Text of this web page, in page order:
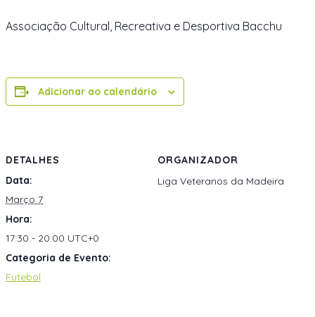
Associação Cultural, Recreativa e Desportiva Bacchu
Adicionar ao calendário
DETALHES
Data:
Março 7
Hora:
17:30 - 20:00 UTC+0
Categoria de Evento:
Futebol
ORGANIZADOR
Liga Veteranos da Madeira